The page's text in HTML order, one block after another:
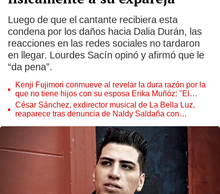
Luego de que el cantante recibiera esta
condena por los daños hacia Dalia Durán, las
reacciones en las redes sociales no tardaron
en llegar. Lourdes Sacín opinó y afirmó que le
“da pena”.
Kenji Fujimori conmueve al revelar la dura razón por la
que no tiene hijos con su esposa Erika Muñóz: "El
proceso judicial"
César Sánchez, exdirector musical de La Bella Luz,
reaparece tras denuncia de Naldy Saldaña con